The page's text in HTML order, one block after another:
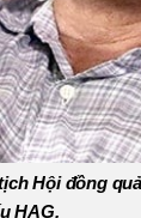
Hội đồng
HAG.